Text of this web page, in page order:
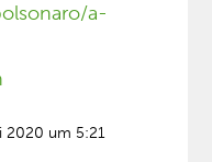
a-
2020 um 5:21